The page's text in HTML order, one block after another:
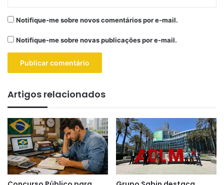
Notifique-me sobre novos comentários por e-mail.
Notifique-me sobre novas publicações por e-mail.
Artigos relacionados